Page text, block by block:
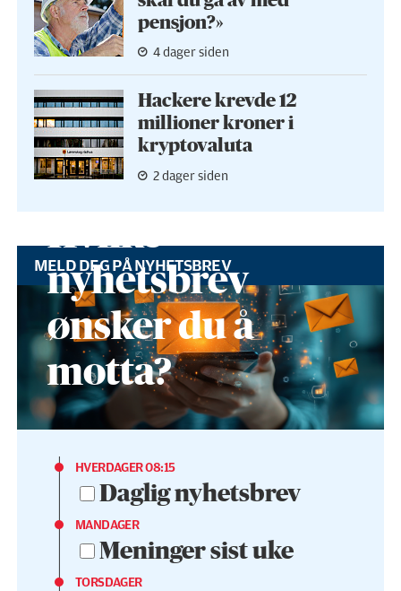
pensjon?»
4 dager siden
Hackere krevde 12
millioner kroner i
kryptovaluta
2 dager siden
MELD DEG PÅ NYHETSBREV
Hvilke
nyhetsbrev
ønsker du å
motta?
HVERDAGER 08:15
Daglig nyhetsbrev
MANDAGER
Meninger sist uke
TORSDAGER